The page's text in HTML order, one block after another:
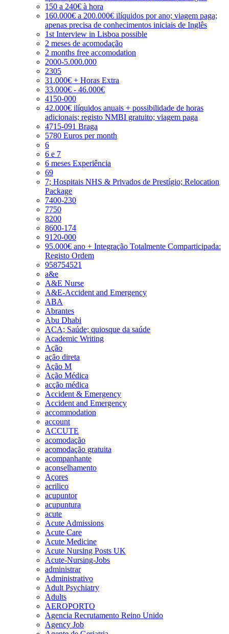
150 a 240€ à hora
160.000€ a 200.000€ ilíquidos por ano; viagem paga;
apenas precisa de conhecimentos iniciais de Inglês
1st Interview in Lisboa possible
2 meses de acomodação
2 months free accomodation
2000-5.000.000
2305
31.000€ + Horas Extra
33.000€ - 46.000€
4150-000
42.000€ ilíquidos anuais + possibilidade de horas
adicionais; registo NMBI gratuito; viagem paga
4715-091 Braga
5780 Euros per month
6
6 e 7
6 meses Experiência
69
7; Hospitais NHS & Privados de Prestígio; Relocation
Package
7400-230
7750
8200
8600-174
9120-000
95.000€ ano + Integração Totalmente Comparticipada:
Registo Ordem
958754521
a&e
A&E Nurse
A&E-Accident and Emergency
ABA
Abrantes
Abu Dhabi
ACA; Saúde; quiosque da saúde
Academic Writing
Ação
ação direta
Ação M
Ação Médica
acção médica
Accident & Emergency
Accident and Emergency
accommodation
account
ACCUTE
acomodação
acomodação gratuita
acompanhante
aconselhamento
Açores
acrilico
acupuntor
acupuntura
acute
Acute Admissions
Acute Care
Acute Medicine
Acute Nursing Posts UK
Acute-Nursing-Jobs
administrar
Administrativo
Adult Psychiatry
Adults
AEROPORTO
Agencia Recrutamento Reino Unido
Agency Job